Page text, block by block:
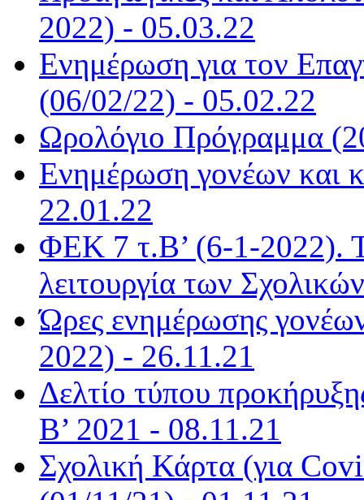
2022) - 05.03.22
Ενημέρωση για τον
(06/02/22) - 05.02.22
Ωρολόγιο Πρόγραμμα
Ενημέρωση γονέων και
22.01.22
ΦΕΚ 7 τ.Β’ (6-1-2022).
λειτουργία των
Ώρες ενημέρωσης
2022) - 26.11.21
Δελτίο τύπου
Β’ 2021 - 08.11.21
Σχολική Κάρτα (για